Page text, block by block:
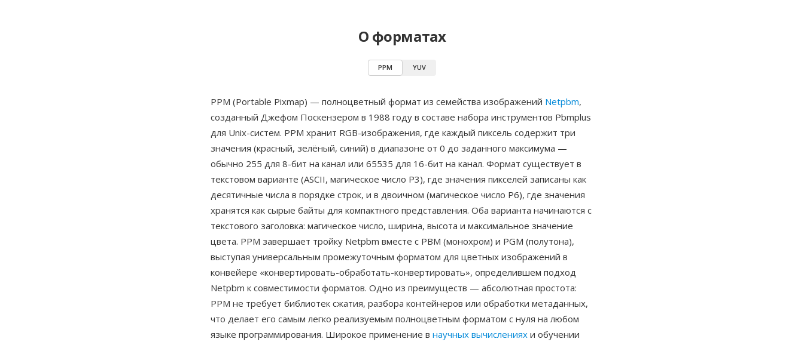
О форматах
PPM YUV
PPM (Portable Pixmap) — полноцветный формат из семейства изображений Netpbm,
созданный Джефом Поскензером в 1988 году в составе набора инструментов Pbmplus
для Unix-систем. PPM хранит RGB-изображения, где каждый пиксель содержит три
значения (красный, зелёный, синий) в диапазоне от 0 до заданного максимума —
обычно 255 для 8-бит на канал или 65535 для 16-бит на канал. Формат существует в
текстовом варианте (ASCII, магическое число P3), где значения пикселей записаны как
десятичные числа в порядке строк, и в двоичном (магическое число P6), где значения
хранятся как сырые байты для компактного представления. Оба варианта начинаются с
текстового заголовка: магическое число, ширина, высота и максимальное значение
цвета. PPM завершает тройку Netpbm вместе с PBM (монохром) и PGM (полутона),
выступая универсальным промежуточным форматом для цветных изображений в
конвейере «конвертировать-обработать-конвертировать», определившем подход
Netpbm к совместимости форматов. Одно из преимуществ — абсолютная простота:
PPM не требует библиотек сжатия, разбора контейнеров или обработки метаданных,
что делает его самым легко реализуемым полноцветным форматом с нуля на любом
языке программирования. Широкое применение в научных вычислениях и обучении